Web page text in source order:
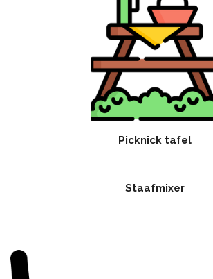
Picknick tafel
Staafmixer